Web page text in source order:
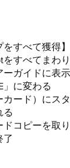
をすべて獲得】
をすべてまわ
ーガイドに表
」に変わる
カード）にス
る
ドコピーを取
了